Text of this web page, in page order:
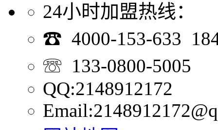
24小时加盟热线：
☎ 4000-153-633
☏ 133-0800-5005
QQ:2148912172